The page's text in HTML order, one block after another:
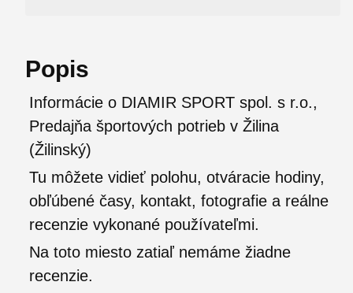
Popis
Informácie o DIAMIR SPORT spol. s r.o.,
Predajňa športových potrieb v Žilina
(Žilinský)
Tu môžete vidieť polohu, otváracie hodiny,
obľúbené časy, kontakt, fotografie a reálne
recenzie vykonané používateľmi.
Na toto miesto zatiaľ nemáme žiadne
recenzie.